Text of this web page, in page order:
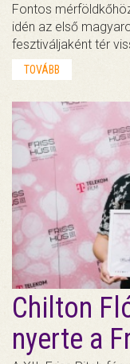
Fontos
idén az első
fesztiváljaként tér
TOVÁBB
Chilton
nyerte a